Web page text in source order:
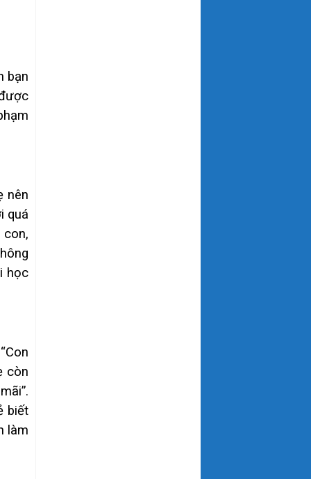
bạn
nên
quá
học
còn
biết
làm